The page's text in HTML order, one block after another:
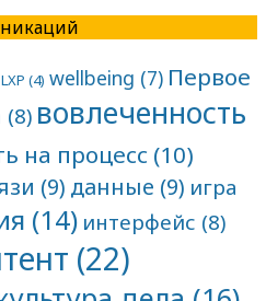
LXP (4) wellbeing (7) Первое
(8) вовлеченность
на процесс (10)
(9) данные (9) игра
(14) интерфейс (8)
(22)